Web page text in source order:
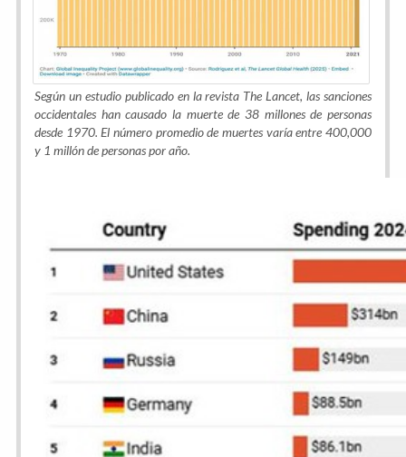
Según un estudio publicado en la revista The Lancet, las sanciones
occidentales han causado la muerte de 38 millones de personas
desde 1970. El número promedio de muertes varía entre 400,000
y 1 millón de personas por año.